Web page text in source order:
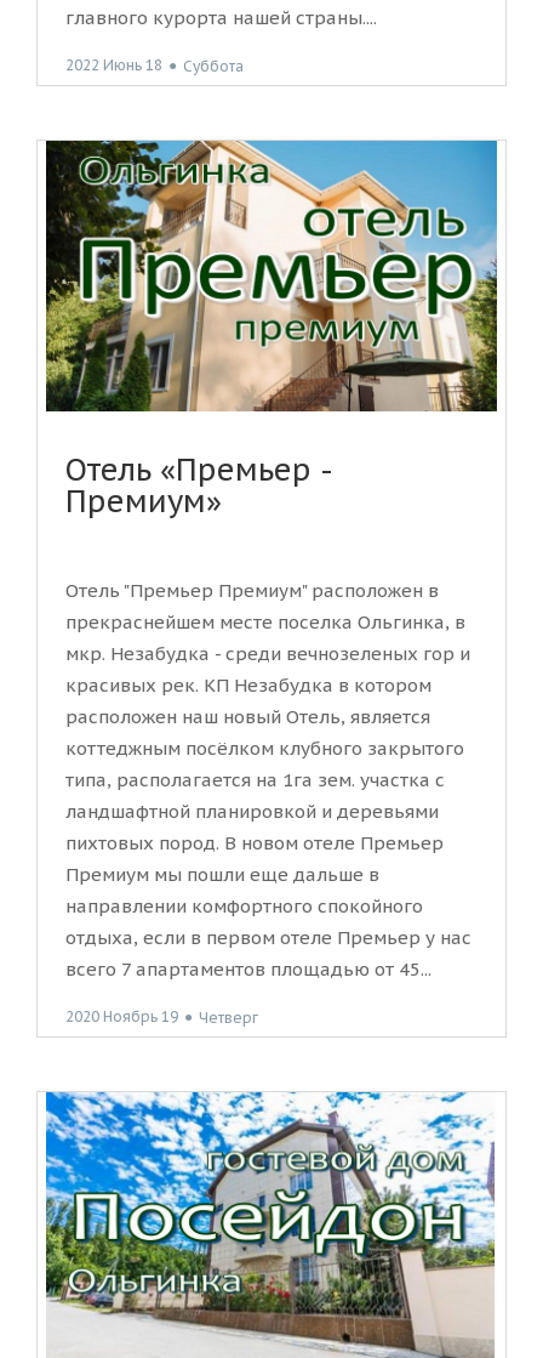
главного курорта нашей страны....
2022 Июнь 18 ● Суббота
Отель «Премьер -
Премиум»
Отель "Премьер Премиум" расположен в
прекраснейшем месте поселка Ольгинка, в
мкр. Незабудка - среди вечнозеленых гор и
красивых рек. КП Незабудка в котором
расположен наш новый Отель, является
коттеджным посёлком клубного закрытого
типа, располагается на 1га зем. участка с
ландшафтной планировкой и деревьями
пихтовых пород. В новом отеле Премьер
Премиум мы пошли еще дальше в
направлении комфортного спокойного
отдыха, если в первом отеле Премьер у нас
всего 7 апартаментов площадью от 45...
2020 Ноябрь 19 ● Четверг